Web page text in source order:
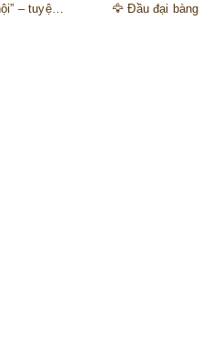
🎺 Đồng hồ “thiên thần nhạc hội” – tuyệt mỹ phẩm trang trí phong cách hoàng gia 🎼